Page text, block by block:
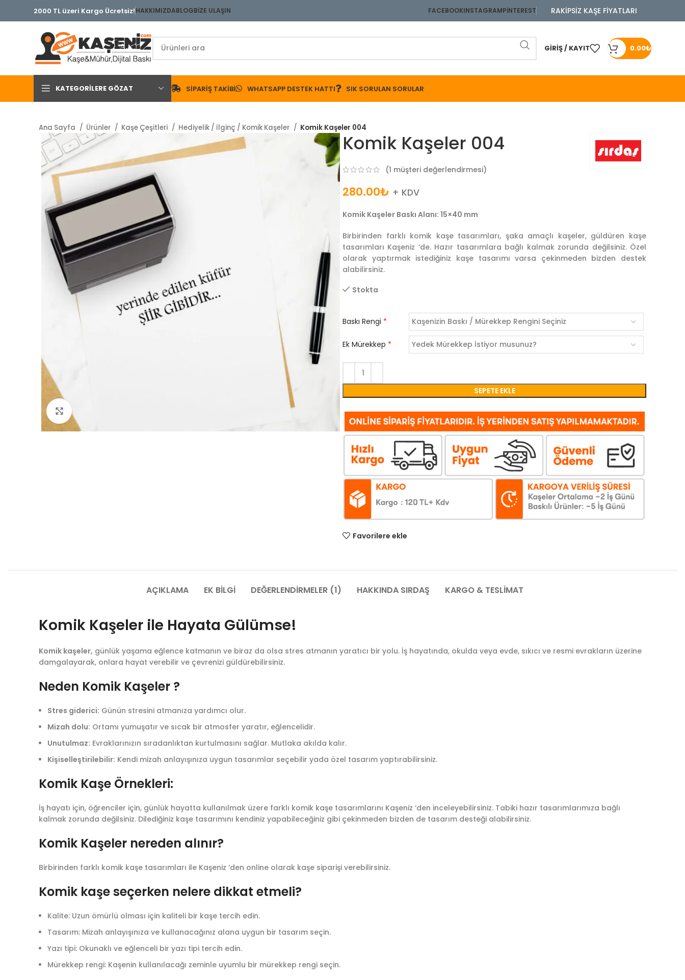
2000 TL üzeri Kargo Ücretsiz!HAKKIMIZDABLOGBİZE ULAŞIN FACEBOOKINSTAGRAMPINTEREST RAKİPSİZ KAŞE FİYATLARI
GIRIŞ / KAYIT 0.00₺
KATEGORILERE GÖZAT SIPARIŞ TAKIBI WHATSAPP DESTEK HATTI SIK SORULAN SORULAR
Ana Sayfa Ürünler Kaşe Çeşitleri Hediyelik / İlginç / Komik Kaşeler Komik Kaşeler 004
Büyütmek için tıklayın
Komik Kaşeler 004
(1 müşteri değerlendirmesi)
280.00₺ + KDV
Komik Kaşeler Baskı Alanı: 15×40 mm
Birbirinden farklı komik kaşe tasarımları, şaka amaçlı kaşeler, güldüren kaşe
tasarımları Kaşeniz ‘de. Hazır tasarımlara bağlı kalmak zorunda değilsiniz. Özel
olarak yaptırmak istediğiniz kaşe tasarımı varsa çekinmeden bizden destek
alabilirsiniz.
Stokta
Baskı Rengi *
Ek Mürekkep *
SEPETE EKLE
Favorilere ekle
AÇIKLAMA EK BILGI DEĞERLENDIRMELER (1) HAKKINDA SIRDAŞ KARGO & TESLIMAT
Komik Kaşeler ile Hayata Gülümse!
Komik kaşeler, günlük yaşama eğlence katmanın ve biraz da olsa stres atmanın yaratıcı bir yolu. İş hayatında, okulda veya evde, sıkıcı ve resmi evrakların üzerine
damgalayarak, onlara hayat verebilir ve çevrenizi güldürebilirsiniz.
Neden Komik Kaşeler ?
Stres giderici: Günün stresini atmanıza yardımcı olur.
Mizah dolu: Ortamı yumuşatır ve sıcak bir atmosfer yaratır, eğlencelidir.
Unutulmaz: Evraklarınızın sıradanlıktan kurtulmasını sağlar. Mutlaka akılda kalır.
Kişiselleştirilebilir: Kendi mizah anlayışınıza uygun tasarımlar seçebilir yada özel tasarım yaptırabilirsiniz.
Komik Kaşe Örnekleri:
İş hayatı için, öğrenciler için, günlük hayatta kullanılmak üzere farklı komik kaşe tasarımlarını Kaşeniz ‘den inceleyebilirsiniz. Tabiki hazır tasarımlarımıza bağlı
kalmak zorunda değilsiniz. Dilediğiniz kaşe tasarımını kendiniz yapabileceğiniz gibi çekinmeden bizden de tasarım desteği alabilirsiniz.
Komik Kaşeler nereden alınır?
Birbirinden farklı komik kaşe tasarımları ile Kaşeniz ‘den online olarak kaşe siparişi verebilirsiniz.
Komik kaşe seçerken nelere dikkat etmeli?
Kalite: Uzun ömürlü olması için kaliteli bir kaşe tercih edin.
Tasarım: Mizah anlayışınıza ve kullanacağınız alana uygun bir tasarım seçin.
Yazı tipi: Okunaklı ve eğlenceli bir yazı tipi tercih edin.
Mürekkep rengi: Kaşenin kullanılacağı zeminle uyumlu bir mürekkep rengi seçin.